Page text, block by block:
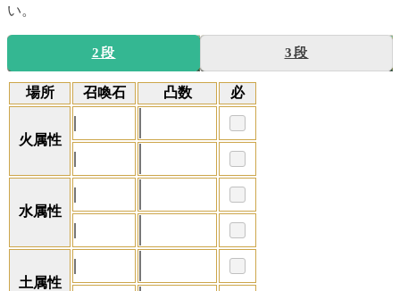
い。
2段 3段
場所 召喚石 凸数 必
火属性
水属性
土属性